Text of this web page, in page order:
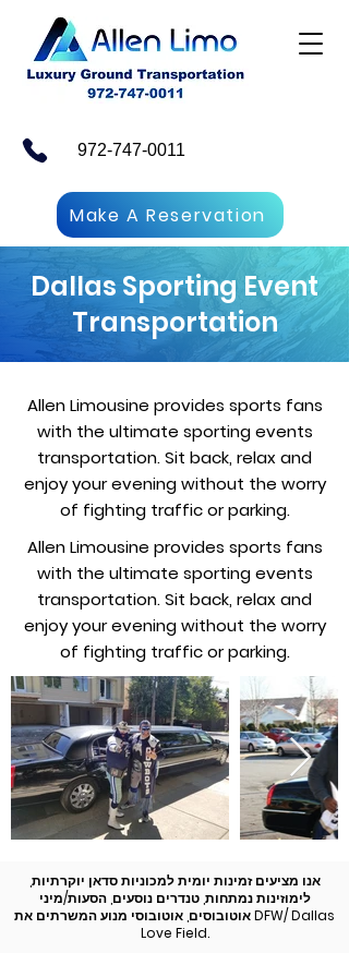
972-747-0011
Make A Reservation
Dallas Sporting Event
Transportation
Allen Limousine provides sports fans
with the ultimate sporting events
transportation. Sit back, relax and
enjoy your evening without the worry
of fighting traffic or parking.
Allen Limousine provides sports fans
with the ultimate sporting events
transportation. Sit back, relax and
enjoy your evening without the worry
of fighting traffic or parking.
אנו מציעים זמינות יומית למכוניות סדאן יוקרתיות,
לימוזינות נמתחות, טנדרים נוסעים, הסעות/מיני
אוטובוסים, אוטובוסי מנוע המשרתים את DFW/ Dallas
Love Field.